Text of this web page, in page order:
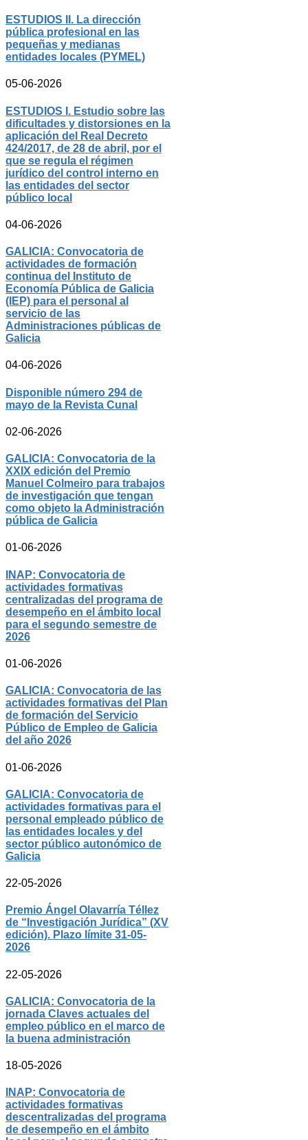
ESTUDIOS II. La dirección
pública profesional en las
pequeñas y medianas
entidades locales (PYMEL)
05-06-2026
ESTUDIOS I. Estudio sobre las
dificultades y distorsiones en la
aplicación del Real Decreto
424/2017, de 28 de abril, por el
que se regula el régimen
jurídico del control interno en
las entidades del sector
público local
04-06-2026
GALICIA: Convocatoria de
actividades de formación
continua del Instituto de
Economía Pública de Galicia
(IEP) para el personal al
servicio de las
Administraciones públicas de
Galicia
04-06-2026
Disponible número 294 de
mayo de la Revista Cunal
02-06-2026
GALICIA: Convocatoria de la
XXIX edición del Premio
Manuel Colmeiro para trabajos
de investigación que tengan
como objeto la Administración
pública de Galicia
01-06-2026
INAP: Convocatoria de
actividades formativas
centralizadas del programa de
desempeño en el ámbito local
para el segundo semestre de
2026
01-06-2026
GALICIA: Convocatoria de las
actividades formativas del Plan
de formación del Servicio
Público de Empleo de Galicia
del año 2026
01-06-2026
GALICIA: Convocatoria de
actividades formativas para el
personal empleado público de
las entidades locales y del
sector público autonómico de
Galicia
22-05-2026
Premio Ángel Olavarría Téllez
de “Investigación Jurídica” (XV
edición). Plazo límite 31-05-
2026
22-05-2026
GALICIA: Convocatoria de la
jornada Claves actuales del
empleo público en el marco de
la buena administración
18-05-2026
INAP: Convocatoria de
actividades formativas
descentralizadas del programa
de desempeño en el ámbito